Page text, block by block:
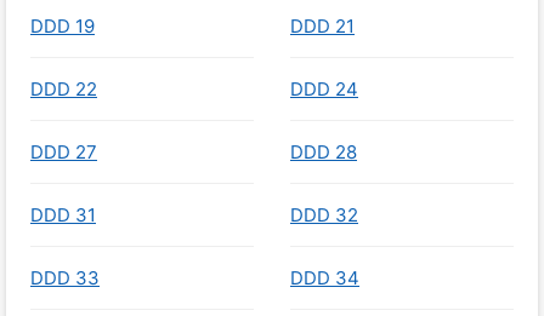
DDD 19 DDD 21
DDD 22 DDD 24
DDD 27 DDD 28
DDD 31 DDD 32
DDD 33 DDD 34